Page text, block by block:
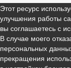
Этот ресурс
улучшения работы
вы соглашаетесь с
В случае моего
персональных
прекращения